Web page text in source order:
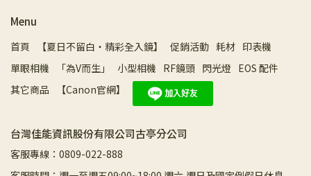
Menu
首頁 【夏日不留白・精彩全入鏡】 促銷活動 耗材 印表機
單眼相機
「為V而生」 小型相機 RF鏡頭 閃光燈 EOS 配件
其它商品
【Canon官網】
台灣佳能資訊股份有限公司古亭分公司
客服專線：0809-022-888